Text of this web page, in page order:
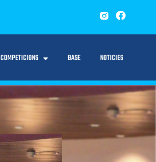
COMPETICIONS BASE NOTICIES